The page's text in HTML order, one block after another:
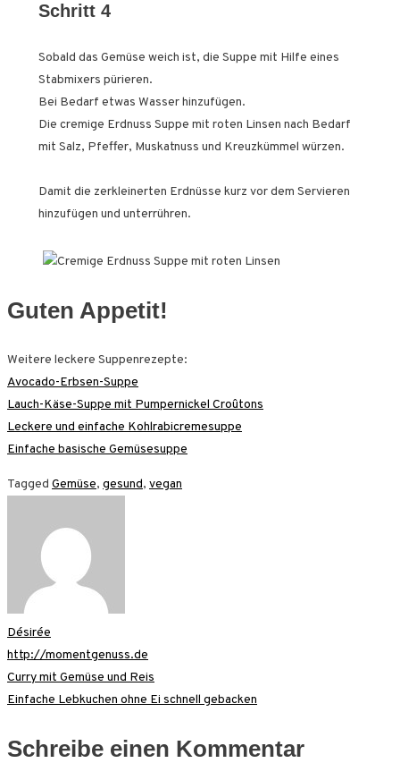
Schritt 4
Sobald das Gemüse weich ist, die Suppe mit Hilfe eines
Stabmixers pürieren.
Bei Bedarf etwas Wasser hinzufügen.
Die cremige Erdnuss Suppe mit roten Linsen nach Bedarf
mit Salz, Pfeffer, Muskatnuss und Kreuzkümmel würzen.
Damit die zerkleinerten Erdnüsse kurz vor dem Servieren
hinzufügen und unterrühren.
Guten Appetit!
Weitere leckere Suppenrezepte:
Avocado-Erbsen-Suppe
Lauch-Käse-Suppe mit Pumpernickel Croûtons
Leckere und einfache Kohlrabicremesuppe
Einfache basische Gemüsesuppe
Tagged Gemüse, gesund, vegan
Désirée
http://momentgenuss.de
Beitragsnavigation
Curry mit Gemüse und Reis
Einfache Lebkuchen ohne Ei schnell gebacken
Schreibe einen Kommentar